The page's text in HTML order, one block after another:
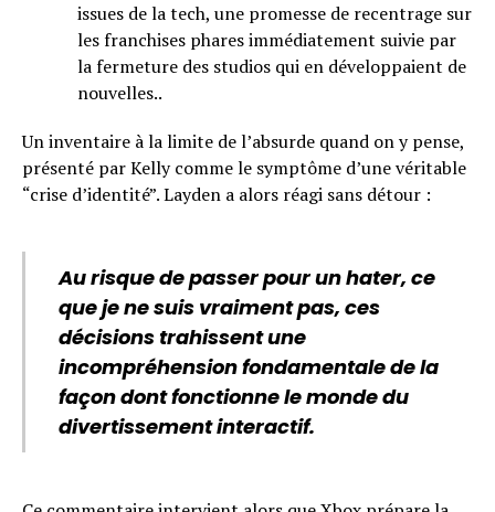
issues de la tech, une promesse de recentrage sur
les franchises phares immédiatement suivie par
la fermeture des studios qui en développaient de
nouvelles..
Un inventaire à la limite de l’absurde quand on y pense,
présenté par Kelly comme le symptôme d’une véritable
“crise d’identité”. Layden a alors réagi sans détour :
Au risque de passer pour un hater, ce
que je ne suis vraiment pas, ces
décisions trahissent une
incompréhension fondamentale de la
façon dont fonctionne le monde du
divertissement interactif.